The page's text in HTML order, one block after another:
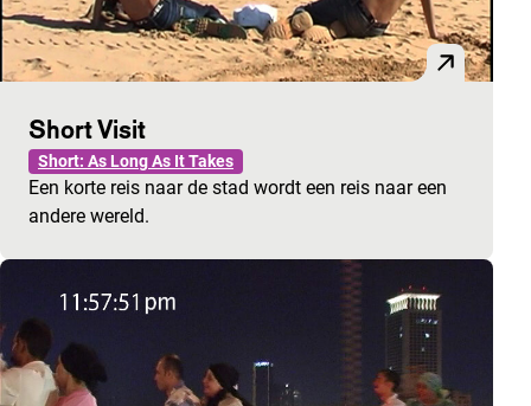
Short Visit
Short: As Long As It Takes
Een korte reis naar de stad wordt een reis naar een
andere wereld.